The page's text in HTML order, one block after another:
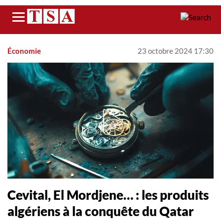
Menu
Économie 23 octobre 2024 17:30
Cevital, El Mordjene… : les produits
algériens à la conquête du Qatar